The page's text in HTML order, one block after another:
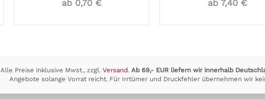
ab 0,70 € ab 7,40 €
Alle Preise inklusive Mwst., zzgl. Versand. Ab 69,- EUR liefern wir innerhalb
Angebote solange Vorrat reicht. Für Irrtümer und Druckfehler übernehmen wir